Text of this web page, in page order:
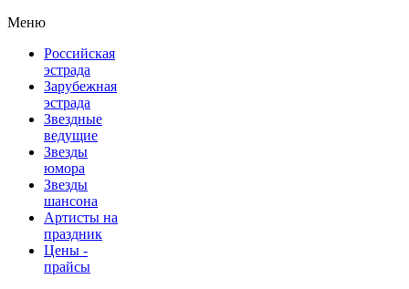
Меню
Российская
эстрада
Зарубежная
эстрада
Звездные
ведущие
Звезды
юмора
Звезды
шансона
Артисты на
праздник
Цены -
прайсы